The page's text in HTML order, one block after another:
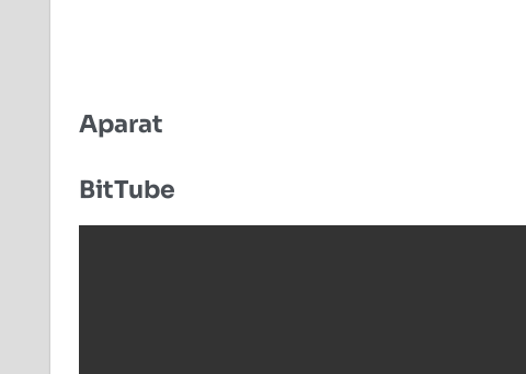
Aparat
BitTube